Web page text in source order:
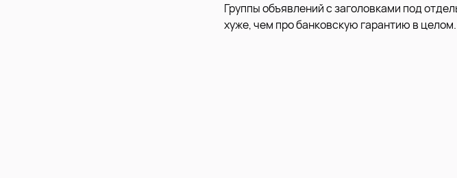
Группы объявлений с заголовками под
хуже, чем про банковскую гарантию в целом.